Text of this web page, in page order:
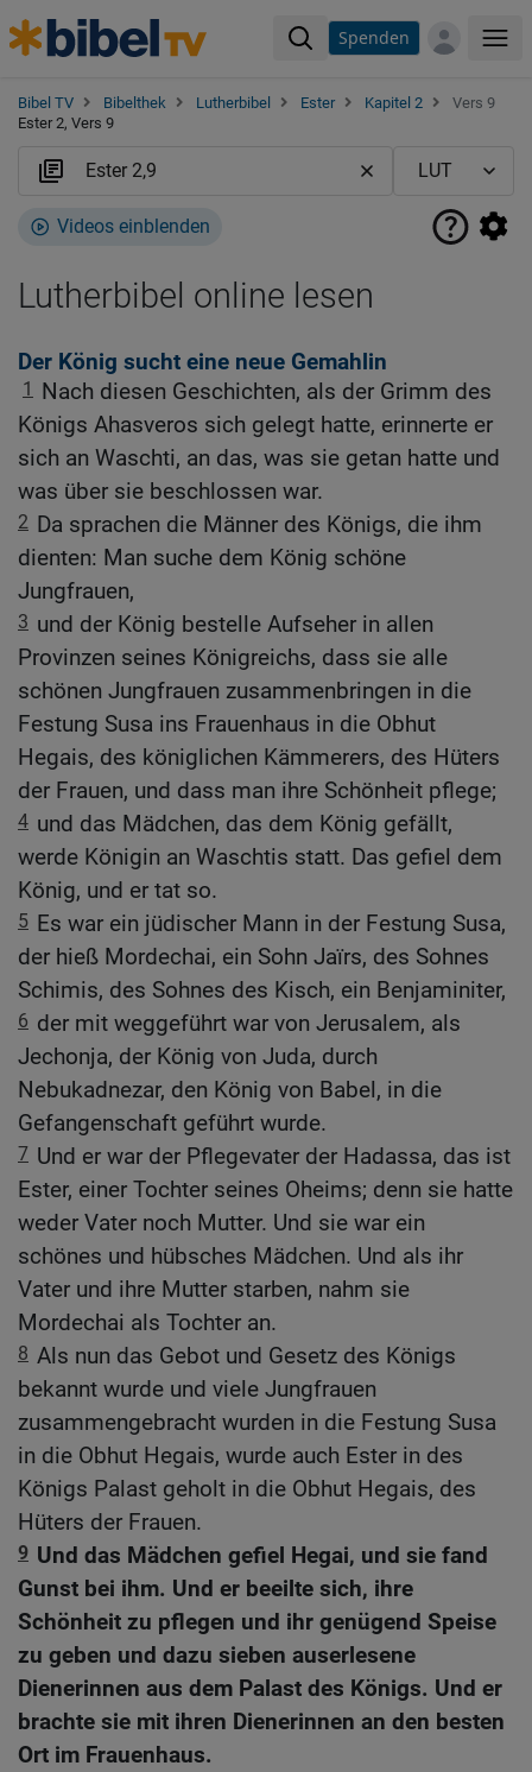
Spenden
Bibel TV Bibelthek Lutherbibel Ester Kapitel 2
Vers 9
Ester 2, Vers 9
Videos einblenden
Lutherbibel online lesen
Der König sucht eine neue Gemahlin
1
Nach diesen Geschichten, als der Grimm des
Königs Ahasveros sich gelegt hatte, erinnerte er
sich an Waschti, an das, was sie getan hatte und
was über sie beschlossen war.
2 Da sprachen die Männer des Königs, die ihm
dienten: Man suche dem König schöne
Jungfrauen,
3 und der König bestelle Aufseher in allen
Provinzen seines Königreichs, dass sie alle
schönen Jungfrauen zusammenbringen in die
Festung Susa ins Frauenhaus in die Obhut
Hegais, des königlichen Kämmerers, des Hüters
der Frauen, und dass man ihre Schönheit pflege;
4 und das Mädchen, das dem König gefällt,
werde Königin an Waschtis statt. Das gefiel dem
König, und er tat so.
5 Es war ein jüdischer Mann in der Festung Susa,
der hieß Mordechai, ein Sohn Jaïrs, des Sohnes
Schimis, des Sohnes des Kisch, ein Benjaminiter,
6 der mit weggeführt war von Jerusalem, als
Jechonja, der König von Juda, durch
Nebukadnezar, den König von Babel, in die
Gefangenschaft geführt wurde.
7 Und er war der Pflegevater der Hadassa, das ist
Ester, einer Tochter seines Oheims; denn sie hatte
weder Vater noch Mutter. Und sie war ein
schönes und hübsches Mädchen. Und als ihr
Vater und ihre Mutter starben, nahm sie
Mordechai als Tochter an.
8 Als nun das Gebot und Gesetz des Königs
bekannt wurde und viele Jungfrauen
zusammengebracht wurden in die Festung Susa
in die Obhut Hegais, wurde auch Ester in des
Königs Palast geholt in die Obhut Hegais, des
Hüters der Frauen.
9 Und das Mädchen gefiel Hegai, und sie fand
Gunst bei ihm. Und er beeilte sich, ihre
Schönheit zu pflegen und ihr genügend Speise
zu geben und dazu sieben auserlesene
Dienerinnen aus dem Palast des Königs. Und er
brachte sie mit ihren Dienerinnen an den besten
Ort im Frauenhaus.